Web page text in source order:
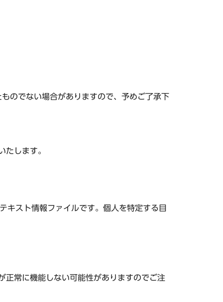
のでない場合がありますので、予めご了承下
します。
スト情報ファイルです。個人を特定する目
正常に機能しない可能性がありますのでご注